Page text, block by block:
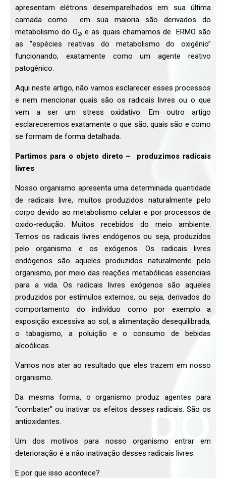
apresentam elétrons desemparelhados em sua última
camada como em sua maioria são derivados do
metabolismo do O2, e as quais chamamos de ERMO são
as “espécies reativas do metabolismo do oxigênio”
funcionando, exatamente como um agente reativo
patogênico.
Aqui neste artigo, não vamos esclarecer esses processos
e nem mencionar quais são os radicais livres ou o que
vem a ser um stress oxidativo. Em outro artigo
esclareceremos exatamente o que são, quais são e como
se formam de forma detalhada.
Partimos para o objeto direto – produzimos radicais
livres
Nosso organismo apresenta uma determinada quantidade
de radicais livre, muitos produzidos naturalmente pelo
corpo devido ao metabolismo celular e por processos de
oxido-redução. Muitos recebidos do meio ambiente.
Temos os radicais livres endógenos ou seja, produzidos
pelo organismo e os exógenos. Os radicais livres
endógenos são aqueles produzidos naturalmente pelo
organismo, por meio das reações metabólicas essenciais
para a vida. Os radicais livres exógenos são aqueles
produzidos por estímulos externos, ou seja, derivados do
comportamento do indivíduo como por exemplo a
exposição excessiva ao sol, a alimentação desequilibrada,
o tabagismo, a poluição e o consumo de bebidas
alcoólicas.
Vamos nos ater ao resultado que eles trazem em nosso
organismo.
Da mesma forma, o organismo produz agentes para
“combater” ou inativar os efeitos desses radicais. São os
antioxidantes.
Um dos motivos para nosso organismo entrar em
deterioração é a não inativação desses radicais livres.
E por que isso acontece?